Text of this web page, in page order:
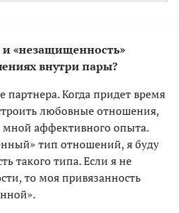
«незащищенность»
внутри пары?
Когда придет время
любовные отношения,
мной аффективного опыта.
тип отношений, я буду
такого типа. Если я не
то моя привязанность